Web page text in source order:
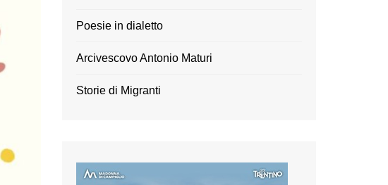
Poesie in dialetto
Arcivescovo Antonio Maturi
Storie di Migranti